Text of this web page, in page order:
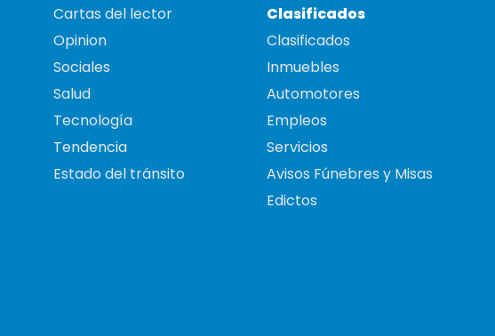
Cartas del lector
Opinion
Sociales
Salud
Tecnología
Tendencia
Estado del tránsito
Clasificados
Clasificados
Inmuebles
Automotores
Empleos
Servicios
Avisos Fúnebres y Misas
Edictos